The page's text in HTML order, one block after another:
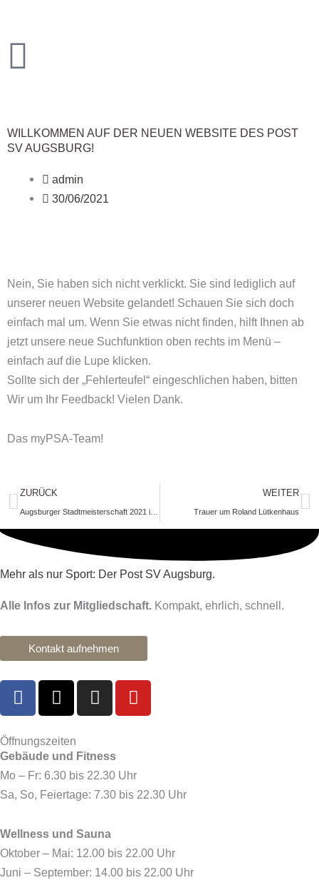
springen
WILLKOMMEN AUF DER NEUEN WEBSITE DES POST
SV AUGSBURG!
admin
30/06/2021
Nein, Sie haben sich nicht verklickt. Sie sind lediglich auf
unserer neuen Website gelandet! Schauen Sie sich doch
einfach mal um. Wenn Sie etwas nicht finden, hilft Ihnen ab
jetzt unsere neue Suchfunktion oben rechts im Menü –
einfach auf die Lupe klicken.
Sollte sich der „Fehlerteufel“ eingeschlichen haben, bitten
Wir um Ihr Feedback! Vielen Dank.
Das myPSA-Team!
Zurück
ZURÜCK WEITER
Trauer um Roland Lütkenhaus
Mehr als nur Sport: Der Post SV Augsburg.
Alle Infos zur Mitgliedschaft. Kompakt, ehrlich, schnell.
Kontakt aufnehmen
F
a
e
b
o
o
X
-
w
i
t
t
r
I
n
a
g
r
m
Y
o
b
e
Öffnungszeiten
Gebäude und Fitness
Mo – Fr: 6.30 bis 22.30 Uhr
Sa, So, Feiertage: 7.30 bis 22.30 Uhr
Wellness und Sauna
Oktober – Mai: 12.00 bis 22.00 Uhr
Juni – September: 14.00 bis 22.00 Uhr